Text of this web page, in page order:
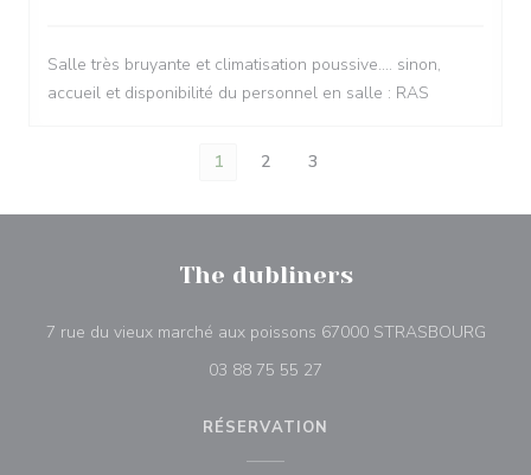
Salle très bruyante et climatisation poussive.... sinon,
accueil et disponibilité du personnel en salle : RAS
1 2 3
The dubliners
7 rue du vieux marché aux poissons 67000 STRASBOURG
03 88 75 55 27
RÉSERVATION